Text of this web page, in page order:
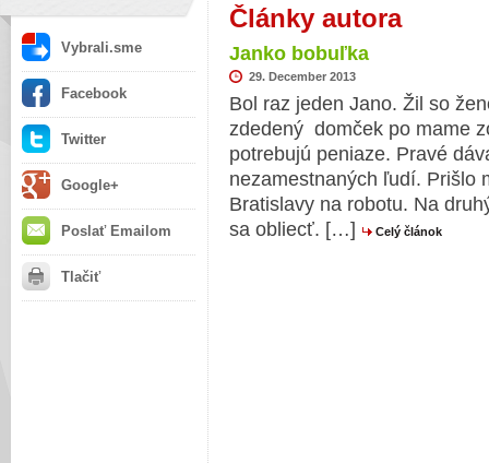
Vybrali.sme
Facebook
Twitter
Google+
Poslať Emailom
Tlačiť
Články autora
Janko bobuľka
29. December 2013
Bol raz jeden Jano. Žil so
zdedený domček po mame
potrebujú peniaze. Pravé
nezamestnaných ľudí. Prišlo
Bratislavy na robotu. Na
sa obliecť. […]
Celý článok